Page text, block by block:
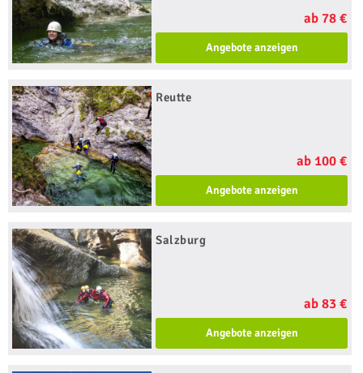
ab 78 €
Angebote anzeigen
Reutte
ab 100 €
Angebote anzeigen
Salzburg
ab 83 €
Angebote anzeigen